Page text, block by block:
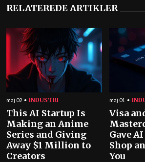
RELATEREDE ARTIKLER
maj 02 INDUSTRI
This AI Startup Is
Making an Anime
Series and Giving
Away $1 Million to
Creators
maj 01
Visa
Gave
Shop
You